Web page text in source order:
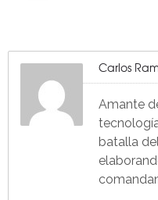
Carlos
Amante
batalla